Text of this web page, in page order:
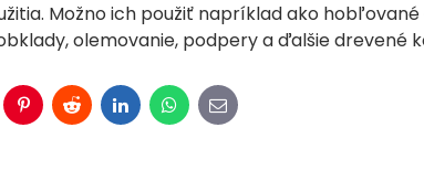
Možno ich použiť napríklad ako
olemovanie, podpery a ďalšie drevené
Pinterest
RedditLinkedInWhatsApp
E-
mail